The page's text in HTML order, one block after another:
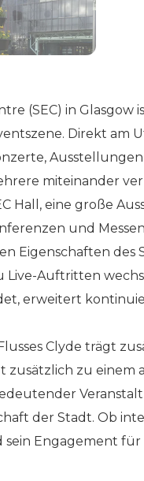
(SEC) in
Direkt am
miteinander
Hall, eine große
und
Eigenschaften
Auftritten
erweitert
Clyde trägt
zu einem
der Stadt. Ob
sein Engagement